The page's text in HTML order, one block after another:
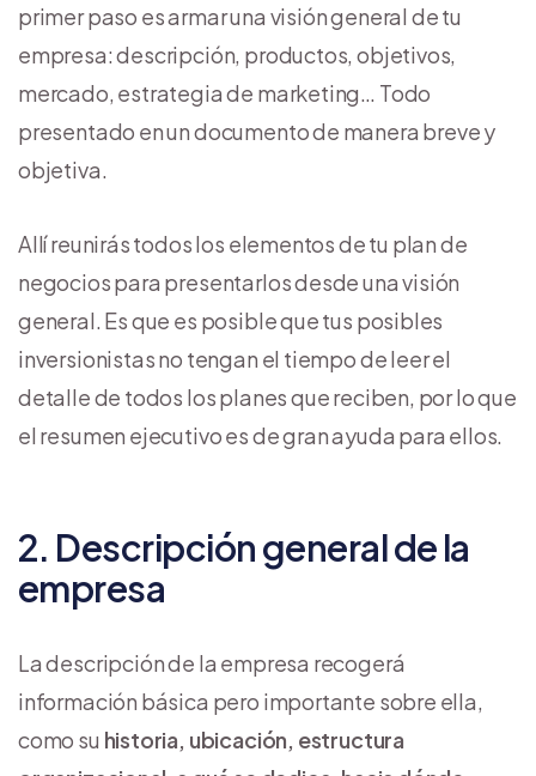
primer paso es armar una visión general de tu
empresa: descripción, productos, objetivos,
mercado, estrategia de marketing… Todo
presentado en un documento de manera breve y
objetiva.
Allí reunirás todos los elementos de tu plan de
negocios para presentarlos desde una visión
general. Es que es posible que tus posibles
inversionistas no tengan el tiempo de leer el
detalle de todos los planes que reciben, por lo que
el resumen ejecutivo es de gran ayuda para ellos.
2. Descripción general de la
empresa
La descripción de la empresa recogerá
información básica pero importante sobre ella,
como su historia, ubicación, estructura